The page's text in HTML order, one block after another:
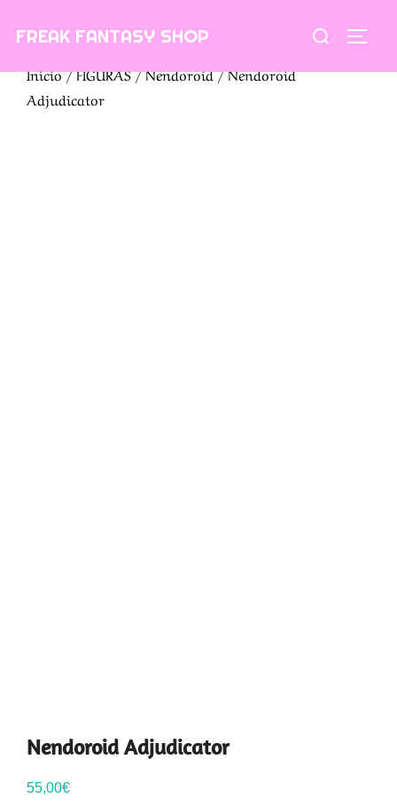
FREAK FANTASY SHOP Buscar:
Inicio/FIGURAS/Nendoroid/ Nendoroid
Adjudicator
Nendoroid Adjudicator
55,00€